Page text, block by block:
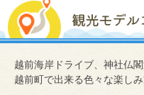
越前海岸ドライブ、神社仏
越前町で出来る色々な楽し